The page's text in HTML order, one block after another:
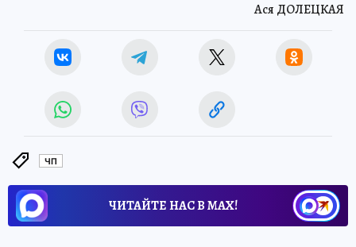
Ася ДОЛЕЦКАЯ
ЧП
ЧИТАЙТЕ НАС В МАХ!